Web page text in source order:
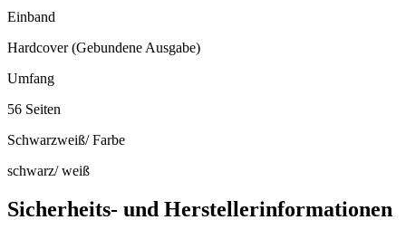
Einband
Hardcover (Gebundene Ausgabe)
Umfang
56 Seiten
Schwarzweiß/ Farbe
schwarz/ weiß
Sicherheits- und Herstellerinformationen